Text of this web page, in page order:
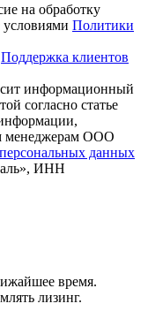
на обработку
условиями Политики
Поддержка клиентов
информационный
согласно статье
менеджерам ООО
данных
ИНН
время.
лизинг.